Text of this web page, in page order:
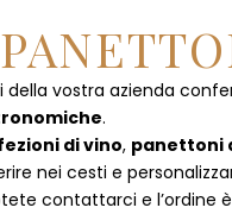
della vostra azienda
.
di vino, panettoni
nei cesti e
contattarci e l’ordine